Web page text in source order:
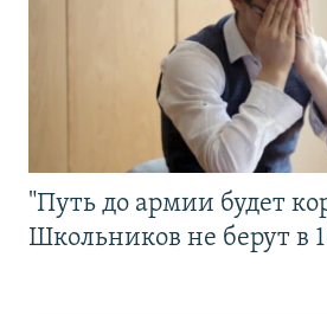
"Путь до армии будет
Школьников не берут в